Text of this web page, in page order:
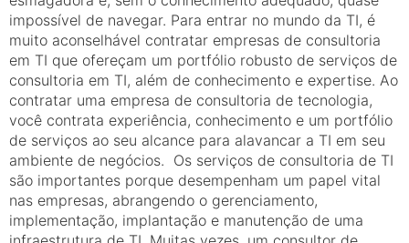
impossível de navegar. Para entrar no mundo da TI, é
muito aconselhável contratar empresas de consultoria
em TI que ofereçam um portfólio robusto de serviços de
consultoria em TI, além de conhecimento e expertise. Ao
contratar uma empresa de consultoria de tecnologia,
você contrata experiência, conhecimento e um portfólio
de serviços ao seu alcance para alavancar a TI em seu
ambiente de negócios. Os serviços de consultoria de TI
são importantes porque desempenham um papel vital
nas empresas, abrangendo o gerenciamento,
implementação, implantação e manutenção de uma